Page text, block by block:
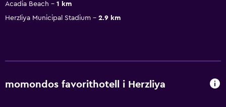
Acadia Beach
1 km
Herzliya Municipal Stadium
2.9 km
momondos favorithotell i Herzliya